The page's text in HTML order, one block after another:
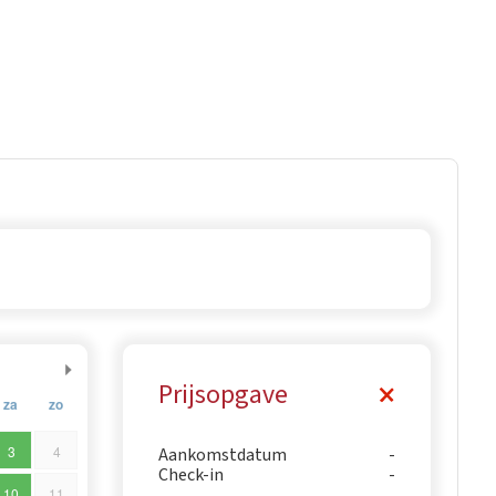
za zo
3 4
Prijsopgave
Aankomstdatum
Check-in